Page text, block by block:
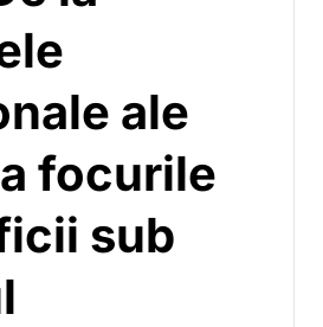
ale
focurile
sub